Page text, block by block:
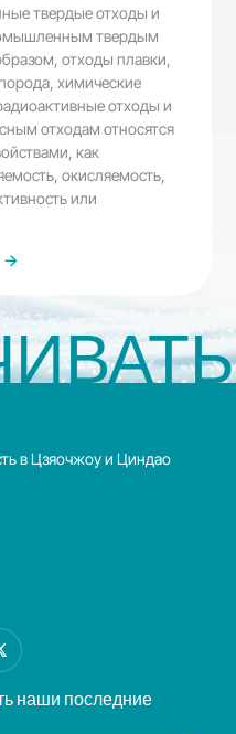
твердые отходы и
твердым
отходы плавки,
химические
отходы и
отходам относятся
как
окисляемость,
или
в Цзяочжоу и Циндао
наши последние